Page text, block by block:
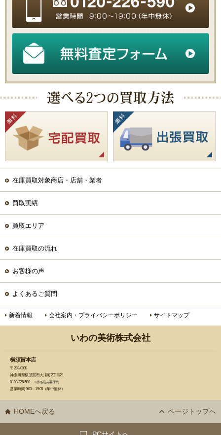
在庫買取対象商店・店舗・業者
買取実績
買取エリア
在庫買取の流れ
お客様の声
よくあるご質問
新着情報 会社案内・プライバシーポリシー サイトマップ
いわの美術株式会社
横須賀本店
〒238-0008
神奈川県横須賀市大滝町2丁目21
0120-226-590
※持ち込み要予約
営業時間 9:00～19:00（年中無休）
HOMEへ戻る ページトップへ